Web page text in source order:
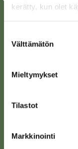
kerätty, kun olet
valinta
Välttämätön
Mieltymykset
Tilastot
Markkinointi
Saarijärven